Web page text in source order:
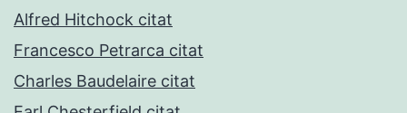
Alfred Hitchock citat
Francesco Petrarca citat
Charles Baudelaire citat